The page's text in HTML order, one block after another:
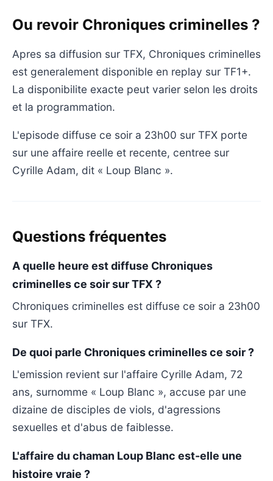
Ou revoir Chroniques criminelles ?
Apres sa diffusion sur TFX, Chroniques criminelles
est generalement disponible en replay sur TF1+.
La disponibilite exacte peut varier selon les droits
et la programmation.
L'episode diffuse ce soir a 23h00 sur TFX porte
sur une affaire reelle et recente, centree sur
Cyrille Adam, dit « Loup Blanc ».
Questions fréquentes
A quelle heure est diffuse Chroniques
criminelles ce soir sur TFX ?
Chroniques criminelles est diffuse ce soir a 23h00
sur TFX.
De quoi parle Chroniques criminelles ce soir ?
L'emission revient sur l'affaire Cyrille Adam, 72
ans, surnomme « Loup Blanc », accuse par une
dizaine de disciples de viols, d'agressions
sexuelles et d'abus de faiblesse.
L'affaire du chaman Loup Blanc est-elle une
histoire vraie ?